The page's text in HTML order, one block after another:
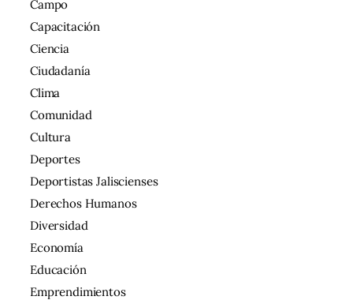
Campo
Capacitación
Ciencia
Ciudadanía
Clima
Comunidad
Cultura
Deportes
Deportistas Jaliscienses
Derechos Humanos
Diversidad
Economía
Educación
Emprendimientos